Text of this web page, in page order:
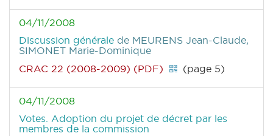
04/11/2008
Discussion générale de MEURENS Jean-Claude,
SIMONET Marie-Dominique
CRAC 22 (2008-2009) (PDF)
(page 5)
04/11/2008
Votes. Adoption du projet de décret par les
membres de la commission